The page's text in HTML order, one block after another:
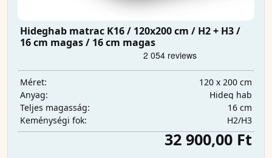
Hideghab matrac K16 / 120x200 cm / H2 + H3 /
16 cm magas / 16 cm magas
Méret:
120 x 200 cm
Anyag:
Hideg hab
Teljes magasság:
16 cm
Keménységi fok:
H2/H3
32 900,00 Ft